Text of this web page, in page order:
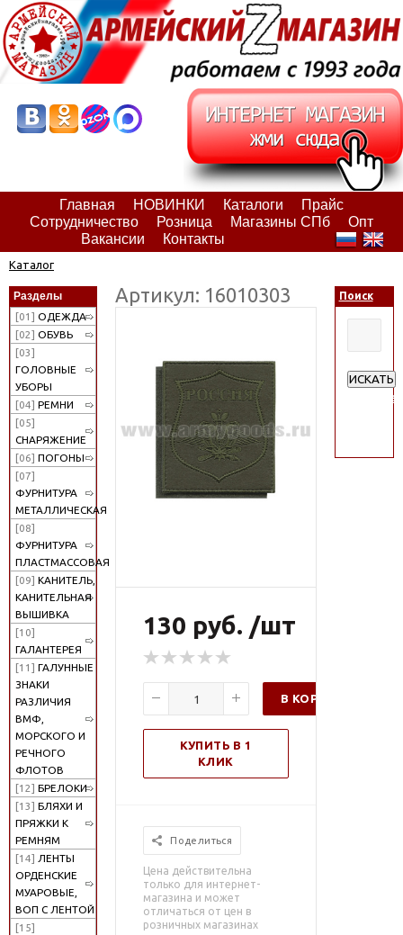
Главная НОВИНКИ Каталоги
Прайс
Сотрудничество
Розница Магазины СПб
Опт
Вакансии
Контакты
Каталог
Разделы
[01] ОДЕЖДА
[02] ОБУВЬ
[03]
ГОЛОВНЫЕ
УБОРЫ
[04] РЕМНИ
[05]
СНАРЯЖЕНИЕ
[06] ПОГОНЫ
[07]
ФУРНИТУРА
МЕТАЛЛИЧЕСКАЯ
[08]
ФУРНИТУРА
ПЛАСТМАССОВАЯ
[09] КАНИТЕЛЬ,
КАНИТЕЛЬНАЯ
ВЫШИВКА
[10]
ГАЛАНТЕРЕЯ
[11] ГАЛУННЫЕ
ЗНАКИ
РАЗЛИЧИЯ
ВМФ,
МОРСКОГО И
РЕЧНОГО
ФЛОТОВ
[12] БРЕЛОКИ
[13] БЛЯХИ И
ПРЯЖКИ К
РЕМНЯМ
[14] ЛЕНТЫ
ОРДЕНСКИЕ
МУАРОВЫЕ,
ВОП С ЛЕНТОЙ
[15]
Артикул: 16010303
130 руб. /шт
В КОРЗИНУ
КУПИТЬ В 1
КЛИК
Поделиться
Цена действительна
только для интернет-
магазина и может
отличаться от цен в
розничных магазинах
Поиск
ИСКАТЬ